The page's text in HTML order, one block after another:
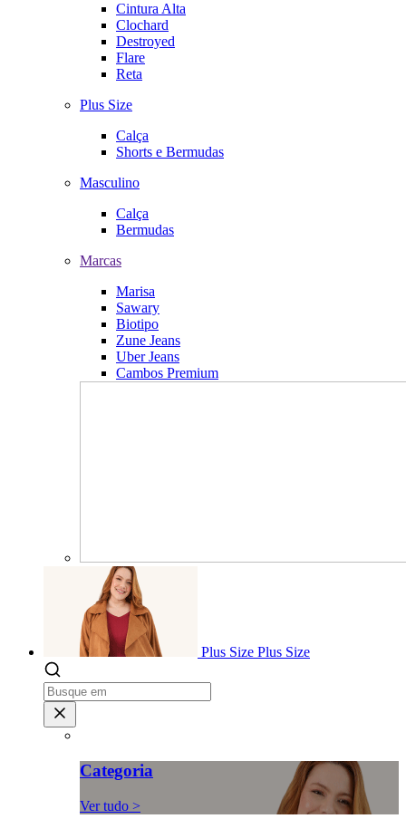
Cintura Alta
Clochard
Destroyed
Flare
Reta
Plus Size
Calça
Shorts e Bermudas
Masculino
Calça
Bermudas
Marcas
Marisa
Sawary
Biotipo
Zune Jeans
Uber Jeans
Cambos Premium
Plus Size Plus Size
Categoria
Ver tudo >